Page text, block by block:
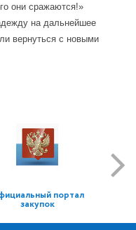
они сражаются!»
на дальнейшее
вернуться с новыми
портал
закупок